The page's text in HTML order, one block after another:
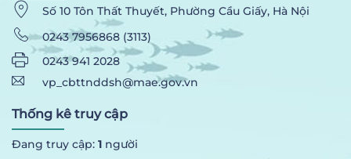
Số 10 Tôn Thất Thuyết, Phường Cầu Giấy, Hà Nội
0243 7956868 (3113)
0243 941 2028
vp_cbttnddsh@mae.gov.vn
Thống kê truy cập
Đang truy cập: 1 người